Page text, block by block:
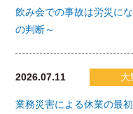
飲み会での事故は労災に
の判断～
2026.07.11 大
業務災害による休業の最